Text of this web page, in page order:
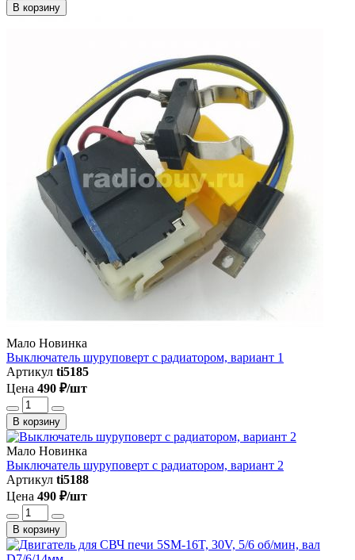
В корзину
Мало Новинка
Выключатель шуруповерт с радиатором, вариант 1
Артикул ti5185
Цена 490 ₽/шт
В корзину
Мало Новинка
Выключатель шуруповерт с радиатором, вариант 2
Артикул ti5188
Цена 490 ₽/шт
В корзину